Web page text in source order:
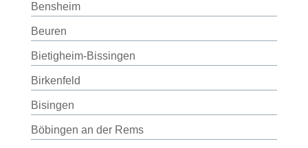
Bensheim
Beuren
Bietigheim-Bissingen
Birkenfeld
Bisingen
Böbingen an der Rems